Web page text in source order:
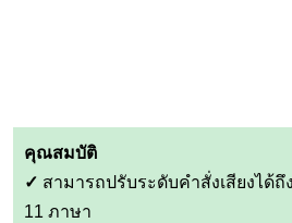
คุณสมบัติ
✓ สามารถปรับระดับคำสั่งเสียงได้
11 ภาษา